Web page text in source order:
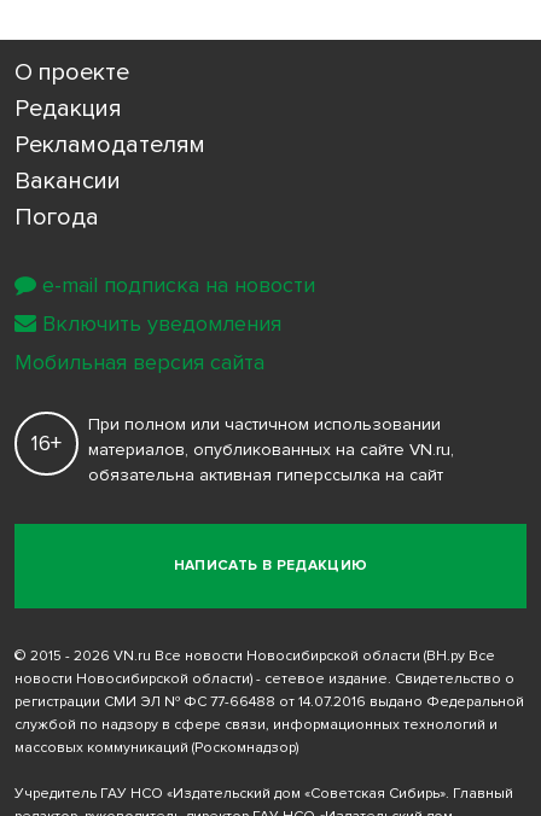
О проекте
Редакция
Рекламодателям
Вакансии
Погода
НАПИСАТЬ В РЕДАКЦИЮ
16+
При полном или частичном использовании
материалов, опубликованных на сайте VN.ru,
обязательна активная гиперссылка на сайт
© 2015 - 2026 VN.ru Все новости Новосибирской области (ВН.ру Все
новости Новосибирской области) - сетевое издание. Свидетельство о
регистрации СМИ ЭЛ № ФС 77-66488 от 14.07.2016 выдано Федеральной
службой по надзору в сфере связи, информационных технологий и
массовых коммуникаций (Роскомнадзор)
Учредитель ГАУ НСО «Издательский дом «Советская Сибирь». Главный
e-mail подписка на новости
Включить уведомления
Мобильная версия сайта